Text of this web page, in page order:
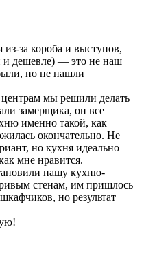
за короба и выступов,
и дешевле) — это не наш
но не нашли
мы решили делать
замерщика, он все
именно такой, как
окончательно. Не
но кухня идеально
мне нравится.
нашу кухню-
стенам, им пришлось
но результат